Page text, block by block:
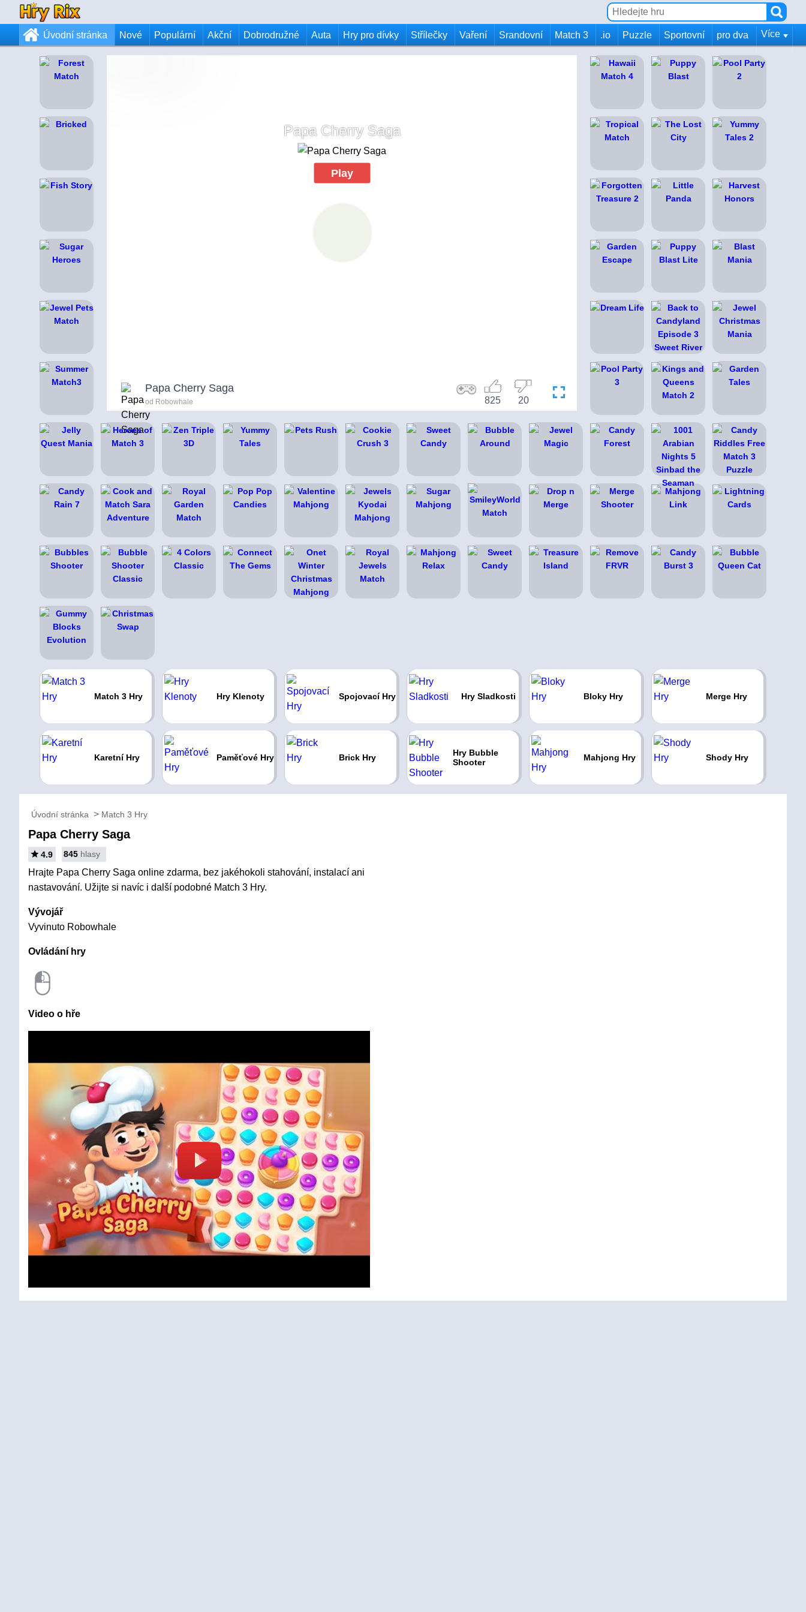
Úvodní stránka Nové Populární Akční Dobrodružné Auta Hry pro dívky Střílečky Vaření Srandovní Match 3 .io Puzzle Sportovní pro dva Více
Papa Cherry Saga
Play
Papa Cherry Saga
od Robowhale 20
825
Match 3 Hry Hry Klenoty Spojovací Hry Hry Sladkosti Bloky Hry Merge Hry
Karetní Hry Paměťové Hry Brick Hry
Hry Bubble
Shooter
Mahjong Hry Shody Hry
Úvodní stránka Match 3 Hry
Papa Cherry Saga
4.9 845 hlasy
Hrajte Papa Cherry Saga online zdarma, bez jakéhokoli stahování, instalací ani
nastavování. Užijte si navíc i další podobné Match 3 Hry.
Vývojář
Vyvinuto Robowhale
Ovládání hry
Video o hře